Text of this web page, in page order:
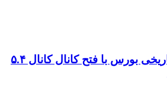
*رکوردشکنی تاریخی بورس با فتح کانال کانال ۵.۴